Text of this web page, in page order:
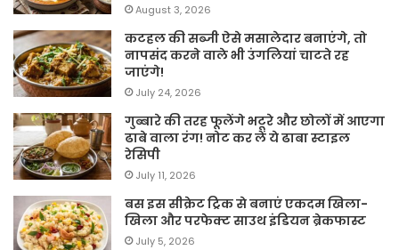
August 3, 2026
कटहल की सब्जी ऐसे मसालेदार बनाएंगे, तो
नापसंद करने वाले भी उंगलियां चाटते रह
जाएंगे!
July 24, 2026
गुब्बारे की तरह फूलेंगे भटूरे और छोलों में आएगा
ढाबे वाला रंग! नोट कर लें ये ढाबा स्टाइल
रेसिपी
July 11, 2026
बस इस सीक्रेट ट्रिक से बनाएं एकदम खिला-
खिला और परफेक्ट साउथ इंडियन ब्रेकफास्ट
July 5, 2026